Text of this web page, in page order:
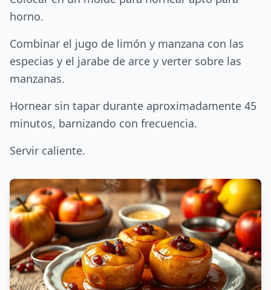
horno.
Combinar el jugo de limón y manzana con las
especias y el jarabe de arce y verter sobre las
manzanas.
Hornear sin tapar durante aproximadamente 45
minutos, barnizando con frecuencia.
Servir caliente.